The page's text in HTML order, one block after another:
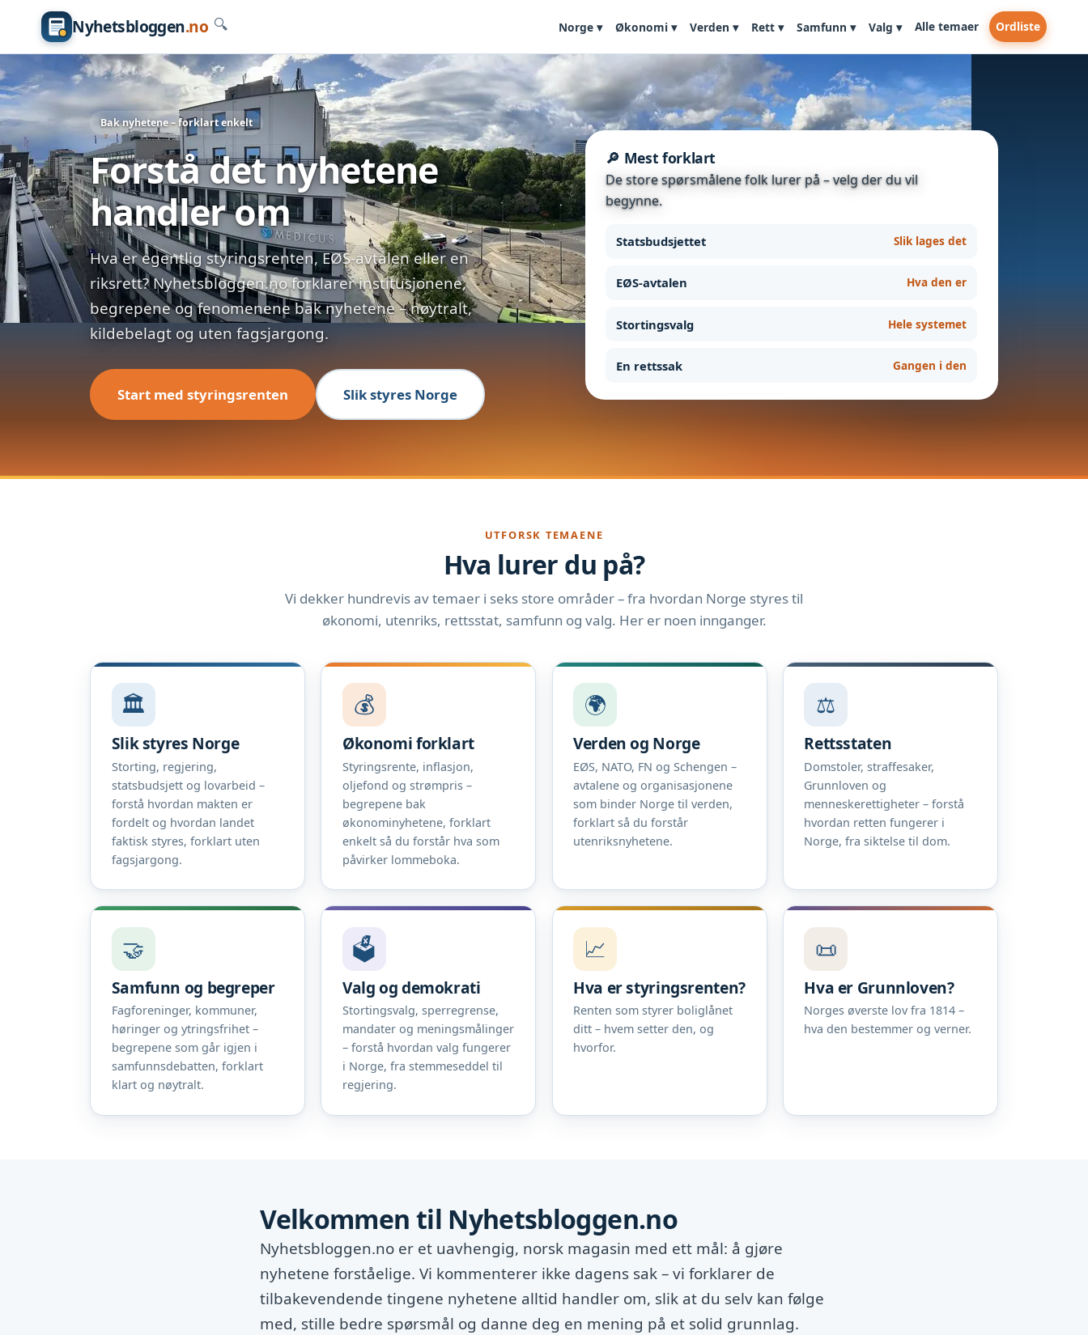
Nyhetsbloggen.no 🔍 Norge ▾ Økonomi ▾ Verden ▾ Rett ▾ Samfunn ▾ Valg ▾ Alle temaer Ordliste
Bak nyhetene – forklart enkelt
Forstå det nyhetene
handler om
Hva er egentlig styringsrenten, EØS-avtalen eller en
riksrett? Nyhetsbloggen.no forklarer institusjonene,
begrepene og fenomenene bak nyhetene – nøytralt,
kildebelagt og uten fagsjargong.
Start med styringsrenten Slik styres Norge
🔎 Mest forklart
De store spørsmålene folk lurer på – velg der du vil
begynne.
Statsbudsjettet Slik lages det
EØS-avtalen Hva den er
Stortingsvalg Hele systemet
En rettssak Gangen i den
UTFORSK TEMAENE
Hva lurer du på?
Vi dekker hundrevis av temaer i seks store områder – fra hvordan Norge styres til
økonomi, utenriks, rettsstat, samfunn og valg. Her er noen innganger.
🏛️
Slik styres Norge
Storting, regjering,
statsbudsjett og lovarbeid –
forstå hvordan makten er
fordelt og hvordan landet
faktisk styres, forklart uten
fagsjargong.
💰
Økonomi forklart
Styringsrente, inflasjon,
oljefond og strømpris –
begrepene bak
økonominyhetene, forklart
enkelt så du forstår hva som
påvirker lommeboka.
🌍
Verden og Norge
EØS, NATO, FN og Schengen –
avtalene og organisasjonene
som binder Norge til verden,
forklart så du forstår
utenriksnyhetene.
⚖️
Rettsstaten
Domstoler, straffesaker,
Grunnloven og
menneskerettigheter – forstå
hvordan retten fungerer i
Norge, fra siktelse til dom.
🤝
Samfunn og begreper
Fagforeninger, kommuner,
høringer og ytringsfrihet –
begrepene som går igjen i
samfunnsdebatten, forklart
klart og nøytralt.
🗳️
Valg og demokrati
Stortingsvalg, sperregrense,
mandater og meningsmålinger
– forstå hvordan valg fungerer
i Norge, fra stemmeseddel til
regjering.
📈
Hva er styringsrenten?
Renten som styrer boliglånet
ditt – hvem setter den, og
hvorfor.
📜
Hva er Grunnloven?
Norges øverste lov fra 1814 –
hva den bestemmer og verner.
Velkommen til Nyhetsbloggen.no
Nyhetsbloggen.no er et uavhengig, norsk magasin med ett mål: å gjøre
nyhetene forståelige. Vi kommenterer ikke dagens sak – vi forklarer de
tilbakevendende tingene nyhetene alltid handler om, slik at du selv kan følge
med, stille bedre spørsmål og danne deg en mening på et solid grunnlag.